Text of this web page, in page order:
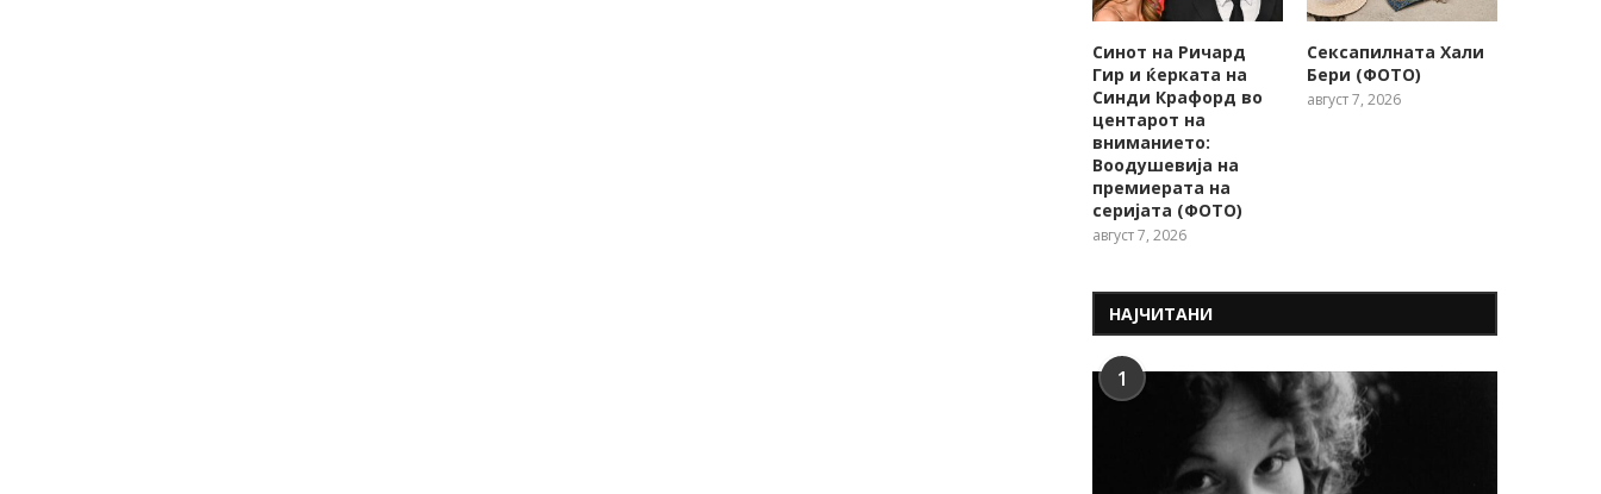
Синот на Ричард
Гир и ќерката на
Синди Крафорд во
центарот на
вниманието:
Воодушевија на
премиерата на
серијата (ФОТО)
август 7, 2026
Сексапилната Хали
Бери (ФОТО)
август 7, 2026
НАЈЧИТАНИ
1